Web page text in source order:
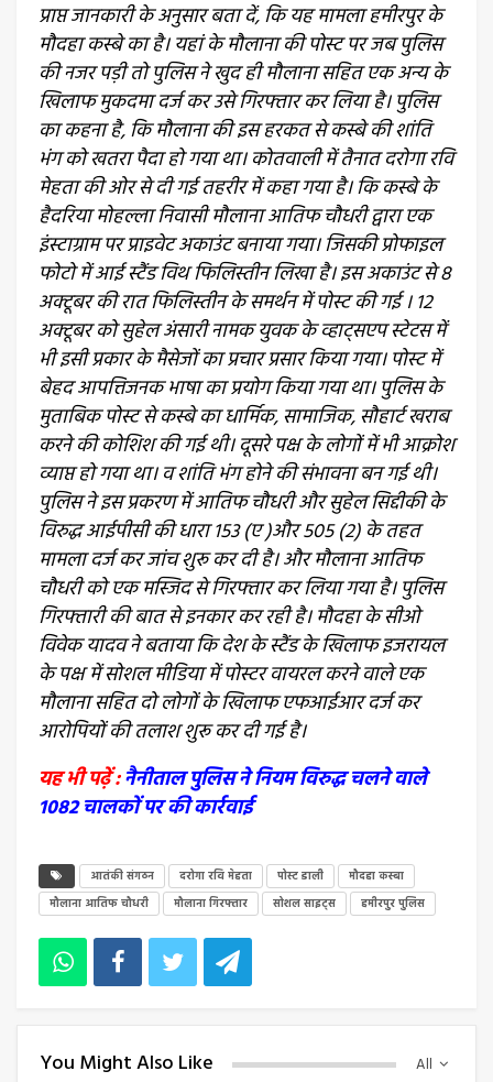
प्राप्त जानकारी के अनुसार बता दें, कि यह मामला हमीरपुर के
मौदहा कस्बे का है। यहां के मौलाना की पोस्ट पर जब पुलिस
की नजर पड़ी तो पुलिस ने खुद ही मौलाना सहित एक अन्य के
खिलाफ मुकदमा दर्ज कर उसे गिरफ्तार कर लिया है। पुलिस
का कहना है, कि मौलाना की इस हरकत से कस्बे की शांति
भंग को खतरा पैदा हो गया था। कोतवाली में तैनात दरोगा रवि
मेहता की ओर से दी गई तहरीर में कहा गया है। कि कस्बे के
हैदरिया मोहल्ला निवासी मौलाना आतिफ चौधरी द्वारा एक
इंस्टाग्राम पर प्राइवेट अकाउंट बनाया गया। जिसकी प्रोफाइल
फोटो में आई स्टैंड विथ फिलिस्तीन लिखा है। इस अकाउंट से 8
अक्टूबर की रात फिलिस्तीन के समर्थन में पोस्ट की गई । 12
अक्टूबर को सुहेल अंसारी नामक युवक के व्हाट्सएप स्टेटस में
भी इसी प्रकार के मैसेजों का प्रचार प्रसार किया गया। पोस्ट में
बेहद आपत्तिजनक भाषा का प्रयोग किया गया था। पुलिस के
मुताबिक पोस्ट से कस्बे का धार्मिक, सामाजिक, सौहार्ट खराब
करने की कोशिश की गई थी। दूसरे पक्ष के लोगों में भी आक्रोश
व्याप्त हो गया था। व शांति भंग होने की संभावना बन गई थी।
पुलिस ने इस प्रकरण में आतिफ चौधरी और सुहेल सिद्दीकी के
विरुद्ध आईपीसी की धारा 153 (ए )और 505 (2) के तहत
मामला दर्ज कर जांच शुरू कर दी है। और मौलाना आतिफ
चौधरी को एक मस्जिद से गिरफ्तार कर लिया गया है। पुलिस
गिरफ्तारी की बात से इनकार कर रही है। मौदहा के सीओ
विवेक यादव ने बताया कि देश के स्टैंड के खिलाफ इजरायल
के पक्ष में सोशल मीडिया में पोस्टर वायरल करने वाले एक
मौलाना सहित दो लोगों के खिलाफ एफआईआर दर्ज कर
आरोपियों की तलाश शुरू कर दी गई है।
यह भी पढ़ें :नैनीताल पुलिस ने नियम विरुद्ध चलने वाले
1082 चालकों पर की कार्रवाई
आतंकी संगठन दरोगा रवि मेहता पोस्ट डाली
मौदहा कस्बा
मौलाना आतिफ चौधरी
मौलाना गिरफ्तार सोशल साइट्स हमीरपुर पुलिस
All
You Might Also Like